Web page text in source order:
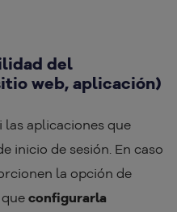
del
web, aplicación)
las aplicaciones que
inicio de sesión. En caso
la opción de
configurarla